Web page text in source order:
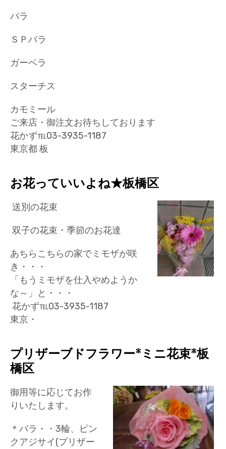
バラ
ＳＰバラ
ガーベラ
スターチス
カモミール
ご来店・御注文お待ちしております
花かず℡03-3935-1187
東京都 板
お花っていいよね★板橋区
送別の花束
双子の花束・季節のお花達
あちらこちらの家でミモザが咲
き・・・
「もうミモザを仕入やめようか
な～」と・・・
花かず℡03-3935-1187
東京・
プリザーブドフラワー*ミニ花束*板
橋区
御用等に応じてお作
りいたします。
＊バラ・・3輪、ピン
クアジサイ(プリザー